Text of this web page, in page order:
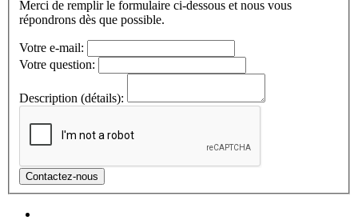
Merci de remplir le formulaire ci-dessous et nous vous
répondrons dès que possible.
Votre e-mail:
Votre question:
Description (détails):